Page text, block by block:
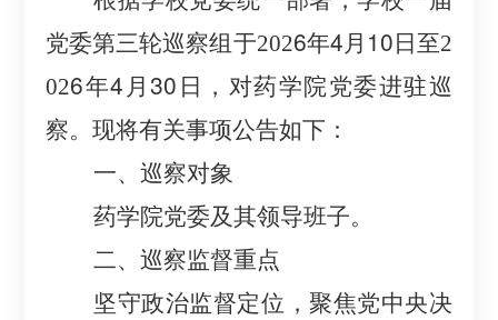
党委第三轮巡察组于2026年4月 10 日至2
026年4 月30 日，对药学院党委进驻巡
察。现将有关事项公告如下：
一、巡察对象
药学院党委及其领导班子。
二、巡察监督重点
坚守政治监督定位，聚焦党中央决